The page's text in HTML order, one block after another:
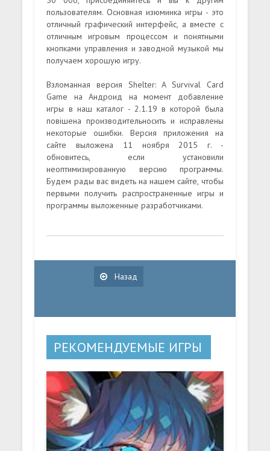
пользователям. Основная изюминка игры - это
отличный графический интерфейс, а вместе с
отличным игровым процессом и понятными
кнопками управления и заводной музыкой мы
получаем хорошую игру.
Взломанная версия Shelter: A Survival Card
Game на Андроид на момент добавление
игры в наш каталог - 2.1.19 в которой была
повішена производительносить и исправлены
некоторые ошибки. Версия приложения на
сайте выложена 11 ноября 2015 г. -
обновитесь, если установили
неоптимизированную версию программы.
Будем рады вас видеть на нашем сайте, чтобы
первыми получить распространенные игры и
программы выложенные разработчиками.
Назад
РЕКОМЕНДУЕМЫЕ ИГРЫ